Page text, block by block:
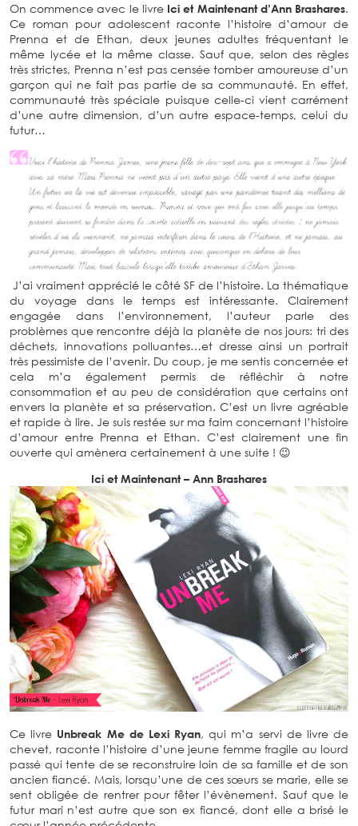
On commence avec le livre Ici et Maintenant d’Ann Brashares.
Ce roman pour adolescent raconte l’histoire d’amour de
Prenna et de Ethan, deux jeunes adultes fréquentant le
même lycée et la même classe. Sauf que, selon des règles
très strictes, Prenna n’est pas censée tomber amoureuse d’un
garçon qui ne fait pas partie de sa communauté. En effet,
communauté très spéciale puisque celle-ci vient carrément
d’une autre dimension, d’un autre espace-temps, celui du
futur…
J’ai vraiment apprécié le côté SF de l’histoire. La thématique
du voyage dans le temps est intéressante. Clairement
engagée dans l’environnement, l’auteur parle des
problèmes que rencontre déjà la planète de nos jours: tri des
déchets, innovations polluantes…et dresse ainsi un portrait
très pessimiste de l’avenir. Du coup, je me sentis concernée et
cela m’a également permis de réfléchir à notre
consommation et au peu de considération que certains ont
envers la planète et sa préservation. C’est un livre agréable
et rapide à lire. Je suis restée sur ma faim concernant l’histoire
d’amour entre Prenna et Ethan. C’est clairement une fin
ouverte qui amènera certainement à une suite ! 😉
Ici et Maintenant – Ann Brashares
Ce livre Unbreak Me de Lexi Ryan, qui m’a servi de livre de
chevet, raconte l’histoire d’une jeune femme fragile au lourd
passé qui tente de se reconstruire loin de sa famille et de son
ancien fiancé. Mais, lorsqu’une de ces sœurs se marie, elle se
sent obligée de rentrer pour fêter l’évènement. Sauf que le
futur mari n’est autre que son ex fiancé, dont elle a brisé le